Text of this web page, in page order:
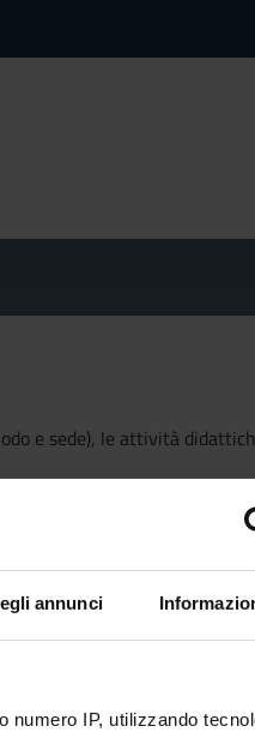
annunci
IP, utilizzando
e sede), le attività
piano didattico